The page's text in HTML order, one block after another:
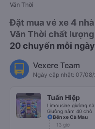
Văn Thời
Đặt mua vé xe 4
Văn Thời chất
20 chuyến mỗi ngày
Vexere Team
Ngày cập nhật: 07/
Tuấn Hiệp
Limousine giường
Giường nằm 40 chỗ
Bến xe Cà Mau
13 giờ